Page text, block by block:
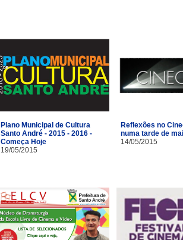
Plano Municipal de Cultura
Santo André - 2015 - 2016 -
Começa Hoje
19/05/2015
Reflexões no
numa tarde de
14/05/2015